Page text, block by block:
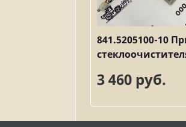
841.5205100-10
3 460 руб.